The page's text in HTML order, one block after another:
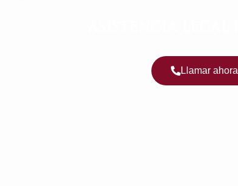
Llamar ahora